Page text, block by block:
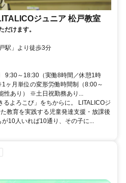
ジュニア 松戸教室
だけます。
松戸駅」より徒歩3分
9:30～18:30（実働8時間／休憩1時
ヶ月単位の変形労働時間制（8:00～
性あり） ※土日祝勤務あり...
るよろこび」をちからに。 LITALICOジ
教育を実践する児童発達支援・放課後
10人いれば10通り、その子に...